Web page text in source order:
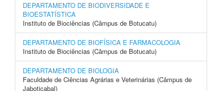
DEPARTAMENTO DE BIODIVERSIDADE E
BIOESTATÍSTICA
Instituto de Biociências (Câmpus de Botucatu)
DEPARTAMENTO DE BIOFÍSICA E FARMACOLOGIA
Instituto de Biociências (Câmpus de Botucatu)
DEPARTAMENTO DE BIOLOGIA
Faculdade de Ciências Agrárias e Veterinárias (Câmpus de
Jaboticabal)